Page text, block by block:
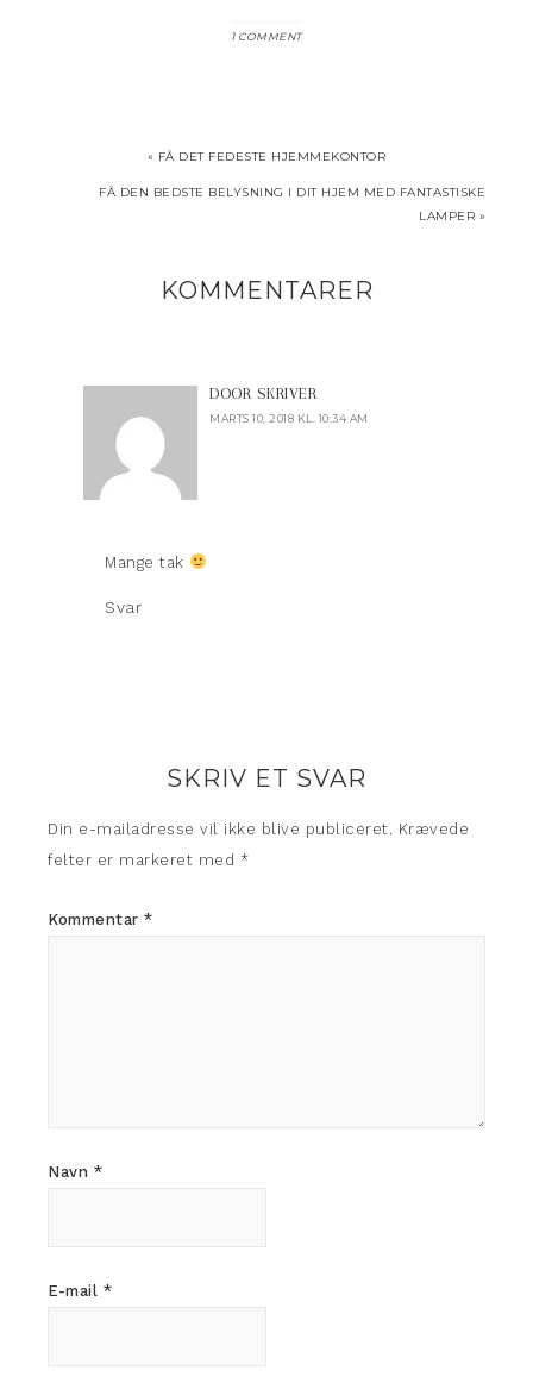
1 COMMENT
« FÅ DET FEDESTE HJEMMEKONTOR
FÅ DEN BEDSTE BELYSNING I DIT HJEM MED FANTASTISKE
LAMPER »
KOMMENTARER
DOOR SKRIVER
MARTS 10, 2018 KL. 10:34 AM
Mange tak
Svar
SKRIV ET SVAR
Din e-mailadresse vil ikke blive publiceret. Krævede
felter er markeret med *
Kommentar *
Navn *
E-mail *